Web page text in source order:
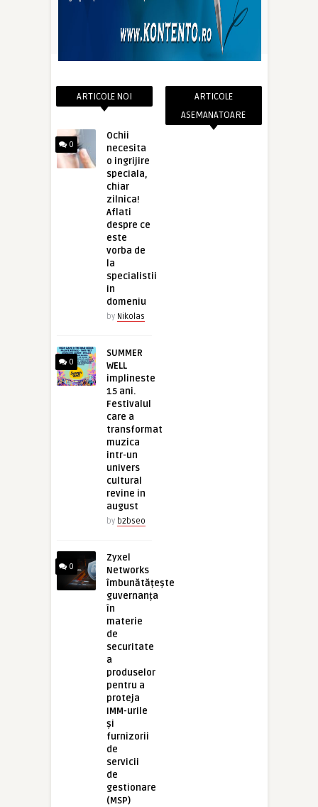
ARTICOLE NOI
0
Ochii
necesita
o ingrijire
speciala,
chiar
zilnica!
Aflati
despre ce
este
vorba de
la
specialistii
in
domeniu
by Nikolas
0
SUMMER
WELL
implineste
15 ani.
Festivalul
care a
transformat
muzica
intr-un
univers
cultural
revine in
august
by b2bseo
0
Zyxel
Networks
îmbunătățește
guvernanța
în
materie
de
securitate
a
produselor
pentru a
proteja
IMM-urile
și
furnizorii
de
servicii
de
gestionare
(MSP)
ARTICOLE
ASEMANATOARE